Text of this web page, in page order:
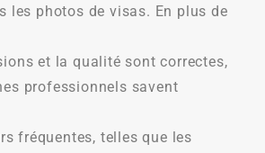
les photos de visas. En plus de
et la qualité sont correctes,
professionnels savent
fréquentes, telles que les